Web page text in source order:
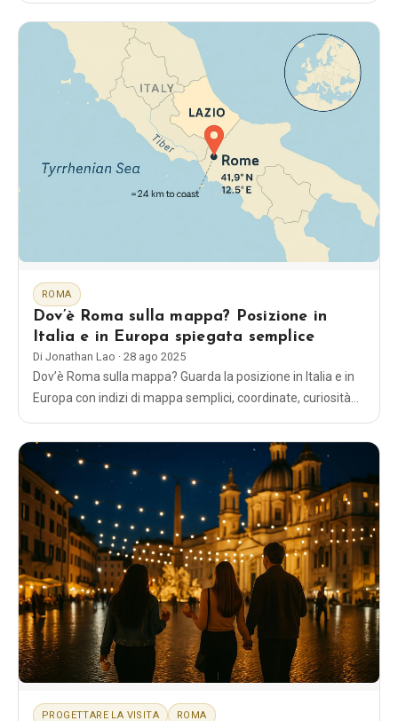
ROMA
Dov’è Roma sulla mappa? Posizione in
Italia e in Europa spiegata semplice
Di Jonathan Lao · 28 ago 2025
Dov’è Roma sulla mappa? Guarda la posizione in Italia e in
Europa con indizi di mappa semplici, coordinate, curiosità
sul Vaticano e consigli pratici per orientarti.
PROGETTARE LA VISITA ROMA